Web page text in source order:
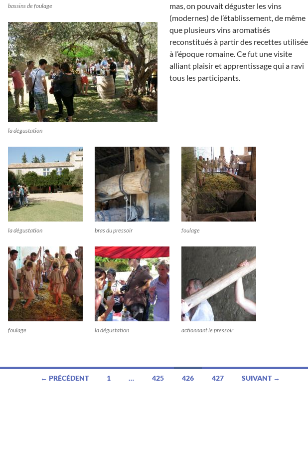
bassins de foulage
la dégustation
mas, on pouvait déguster les vins
(modernes) de l’établissement, de même
que plusieurs vins aromatisés
reconstitués à partir des recettes
à l’époque romaine. Ce fut une visite
alliant plaisir et apprentissage qui a ravi
tous les participants.
la dégustation bras du pressoir foulage
foulage la dégustation actionnant le pressoir
Navigation← PRÉCÉDENT 1 … 425 426 427 SUIVANT →